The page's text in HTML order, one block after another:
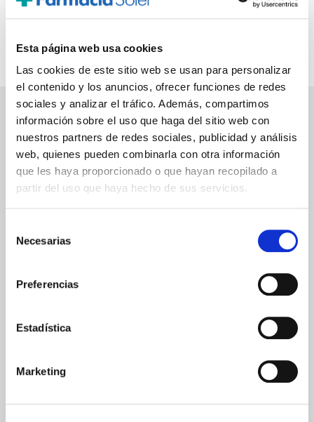
Esta página web usa cookies
Las cookies de este sitio web se usan para personalizar
el contenido y los anuncios, ofrecer funciones de redes
sociales y analizar el tráfico. Además, compartimos
información sobre el uso que haga del sitio web con
nuestros partners de redes sociales, publicidad y análisis
web, quienes pueden combinarla con otra información
que les haya proporcionado o que hayan recopilado a
partir del uso que haya hecho de sus servicios.
Necesarias
Preferencias
Estadística
Marketing
comenzando por la fila 1 y terminando por 3
PAGO SEGURO
Tarjeta de crédito/débito
Transferencia bancaria
ENVIOS Y DESTINOS
ESPAÑA